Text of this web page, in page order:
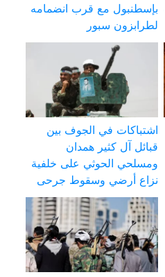
بإسطنبول مع قرب انضمامه
لطرابزون سبور
اشتباكات في الجوف بين
قبائل آل كثير همدان
ومسلحي الحوثي على خلفية
نزاع أرضي وسقوط جرحى